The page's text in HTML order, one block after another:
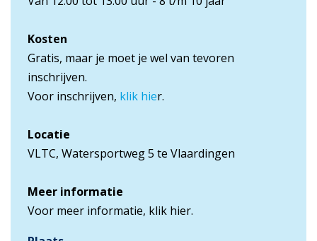
Kosten
Gratis, maar je moet je wel van tevoren
inschrijven.
Voor inschrijven, klik hier.
Locatie
VLTC, Watersportweg 5 te Vlaardingen
Meer informatie
Voor meer informatie, klik hier.